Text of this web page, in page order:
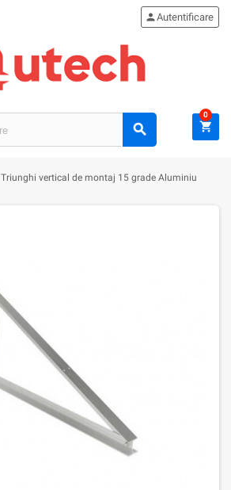
search
personAutentificare
shopping_cart
0
Triunghi vertical de montaj 15 grade Aluminiu